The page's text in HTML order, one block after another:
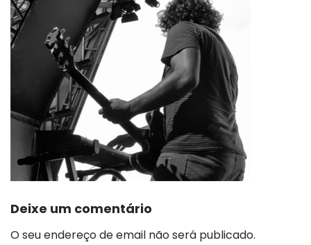
Deixe um comentário
O seu endereço de email não será publicado.